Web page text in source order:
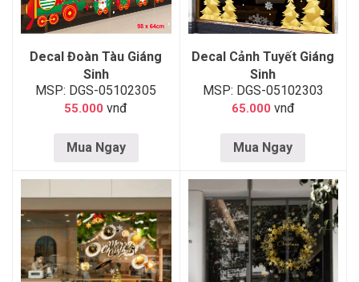
Decal Đoàn Tàu Giáng
Sinh
MSP: DGS-05102305
55.000 vnđ
Mua Ngay
Decal Cảnh Tuyết Giáng
Sinh
MSP: DGS-05102303
65.000 vnđ
Mua Ngay